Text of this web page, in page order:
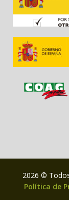
2026 ©
Política de